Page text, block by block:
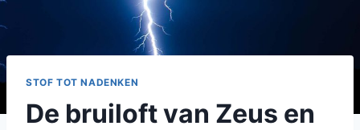
STOF TOT NADENKEN
De bruiloft van Zeus en